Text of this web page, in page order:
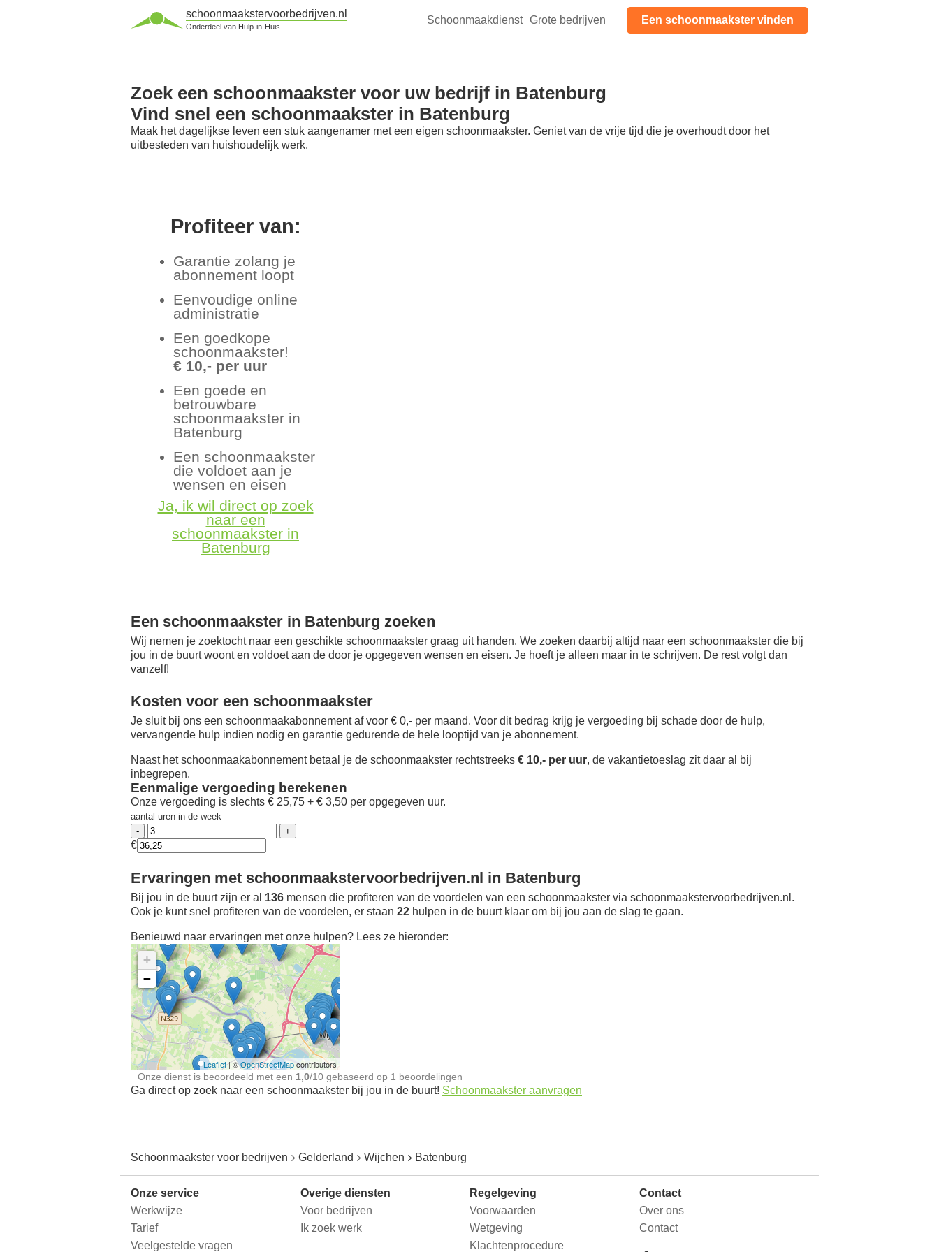
schoonmaakstervoorbedrijven.nl
Onderdeel van Hulp-in-Huis
Schoonmaakdienst Grote bedrijven Een schoonmaakster vinden
Zoek een schoonmaakster voor uw bedrijf in Batenburg
Vind snel een schoonmaakster in Batenburg
Maak het dagelijkse leven een stuk aangenamer met een eigen schoonmaakster. Geniet van de vrije tijd die je overhoudt door het
uitbesteden van huishoudelijk werk.
Profiteer van:
Garantie zolang je
abonnement loopt
Eenvoudige online
administratie
Een goedkope
schoonmaakster!
€ 10,- per uur
Een goede en
betrouwbare
schoonmaakster in
Batenburg
Een schoonmaakster
die voldoet aan je
wensen en eisen
Ja, ik wil direct op zoek
naar een
schoonmaakster in
Batenburg
Een schoonmaakster in Batenburg zoeken
Wij nemen je zoektocht naar een geschikte schoonmaakster graag uit handen. We zoeken daarbij altijd naar een schoonmaakster die bij
jou in de buurt woont en voldoet aan de door je opgegeven wensen en eisen. Je hoeft je alleen maar in te schrijven. De rest volgt dan
vanzelf!
Kosten voor een schoonmaakster
Je sluit bij ons een schoonmaakabonnement af voor € 0,- per maand. Voor dit bedrag krijg je vergoeding bij schade door de hulp,
vervangende hulp indien nodig en garantie gedurende de hele looptijd van je abonnement.
Naast het schoonmaakabonnement betaal je de schoonmaakster rechtstreeks € 10,- per uur, de vakantietoeslag zit daar al bij
inbegrepen.
Eenmalige vergoeding berekenen
Onze vergoeding is slechts € 25,75 + € 3,50 per opgegeven uur.
aantal uren in de week
€
Ervaringen met schoonmaakstervoorbedrijven.nl in Batenburg
Bij jou in de buurt zijn er al 136 mensen die profiteren van de voordelen van een schoonmaakster via schoonmaakstervoorbedrijven.nl.
Ook je kunt snel profiteren van de voordelen, er staan 22 hulpen in de buurt klaar om bij jou aan de slag te gaan.
Benieuwd naar ervaringen met onze hulpen? Lees ze hieronder:
Ontdek meer ervaringen
Schoonmaakster bij
jou in de buurt
+
−
Leaflet| ©OpenStreetMapcontributors
Onze dienst is beoordeeld met een 1,0/10 gebaseerd op 1 beoordelingen
Ga direct op zoek naar een schoonmaakster bij jou in de buurt! Schoonmaakster aanvragen
Schoonmaakster voor bedrijven Gelderland Wijchen Batenburg
Onze service
Werkwijze
Tarief
Veelgestelde vragen
Overige diensten
Voor bedrijven
Ik zoek werk
Regelgeving
Voorwaarden
Wetgeving
Klachtenprocedure
Contact
Over ons
Contact